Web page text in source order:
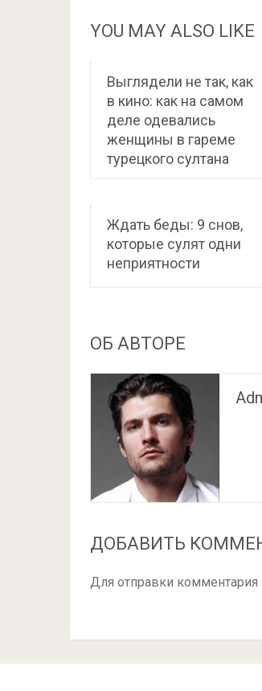
YOU MAY ALSO LIKE
Выглядели не так, как
в кино: как на самом
деле одевались
женщины в гареме
турецкого султана
Ждать беды: 9 снов,
которые сулят одни
неприятности
ОБ АВТОРЕ
ДОБАВИТЬ
Для отправки